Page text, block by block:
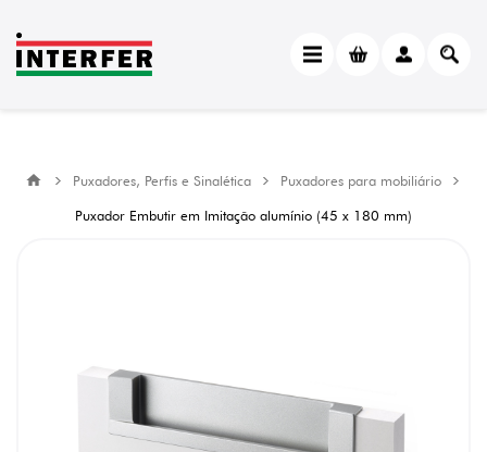
Puxadores, Perfis e Sinalética
Puxadores para mobiliário
Puxador Embutir em Imitação alumínio (45 x 180 mm)